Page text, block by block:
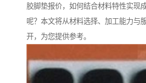
胶脚垫报价，如何结合材料特性实现
呢？本文将从材料选择、加工能力与
开，为您提供参考。